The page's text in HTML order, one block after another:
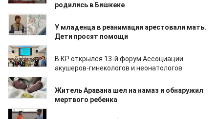
родились в Бишкеке
06.09.2023
У младенца в реанимации арестовали мать.
Дети просят помощи
02.07.2023
В КР открылся 13-й форум Ассоциации
акушеров-гинекологов и неонатологов
29.06.2023
Житель Аравана шел на намаз и обнаружил
мертвого ребенка
22.06.2023